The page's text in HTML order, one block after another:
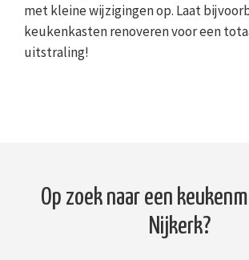
met kleine wijzigingen op. Laat
keukenkasten renoveren voor een
uitstraling!
Op zoek naar een
Nijkerk?